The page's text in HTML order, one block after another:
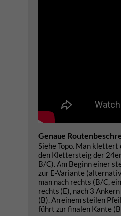
Genaue
Siehe Topo. Man
den Klettersteig der
B/C). Am Beginn einer
zur E-Variante
man nach rechts (B/C,
rechts (E), nach 3
(B). An einem steilen
führt zur finalen Kante